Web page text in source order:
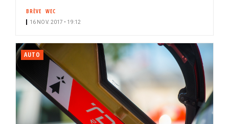
BRÈVE WEC
16 NOV. 2017 • 19:12
AUTO